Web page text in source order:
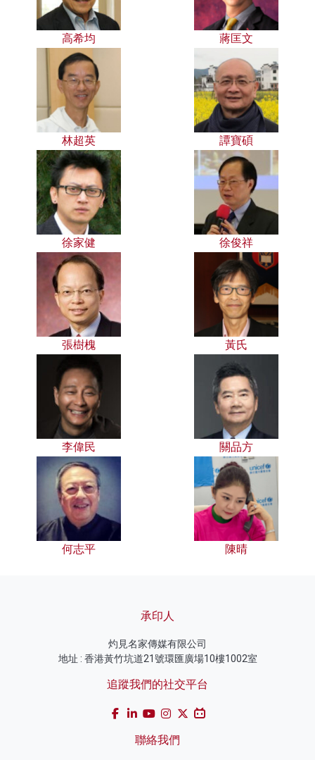
高希均 蔣匡文
林超英 譚寶碩
徐家健 徐俊祥
張樹槐 黃氏
李偉民 關品方
何志平 陳晴
承印人
灼見名家傳媒有限公司
地址 : 香港黃竹坑道21號環匯廣場10樓1002室
追蹤我們的社交平台
聯絡我們